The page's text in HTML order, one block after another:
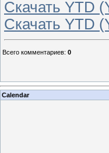
Скачать YTD
Скачать YTD
Всего комментариев: 0
Calendar